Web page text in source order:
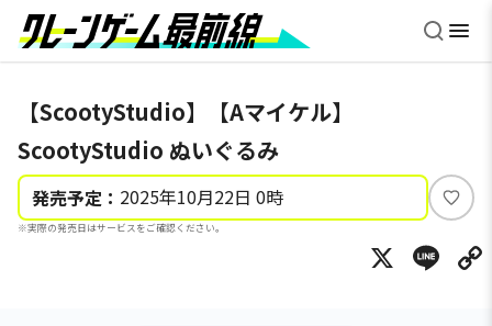
【ScootyStudio】【Aマイケル】
ScootyStudio ぬいぐるみ
発売予定： 2025年10月22日 0時
※実際の発売日はサービスをご確認ください。
い
ね
X